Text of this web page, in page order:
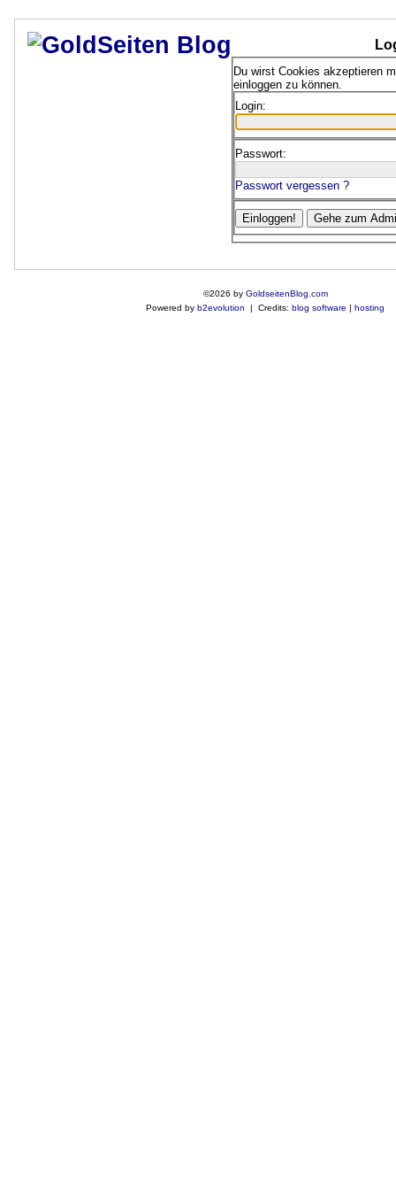
Du wirst Cookies akzeptieren
einloggen zu können.
Login:
Passwort:
Passwort vergessen ?
©2026 by GoldseitenBlog.com
Powered by b2evolution | Credits: blog software hosting